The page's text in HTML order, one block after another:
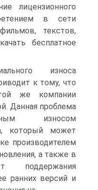
лицензионного
в сети
текстов,
бесплатное
износа
к тому, что
же компании
Данная проблема
износом
который может
производителем
а также в
ранних версий и